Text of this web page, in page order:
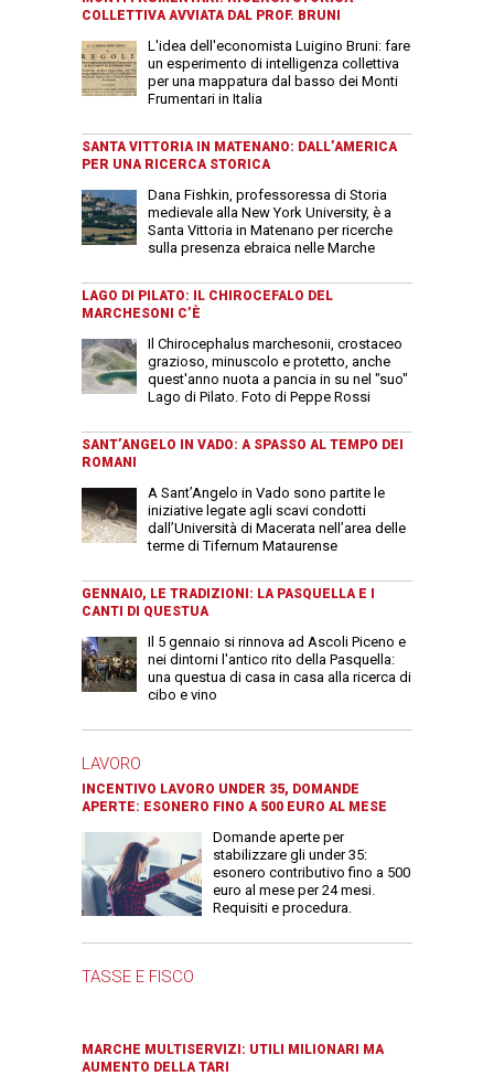
COLLETTIVA AVVIATA DAL PROF. BRUNI
L'idea dell'economista Luigino Bruni: fare
un esperimento di intelligenza collettiva
per una mappatura dal basso dei Monti
Frumentari in Italia
SANTA VITTORIA IN MATENANO: DALL’AMERICA
PER UNA RICERCA STORICA
Dana Fishkin, professoressa di Storia
medievale alla New York University, è a
Santa Vittoria in Matenano per ricerche
sulla presenza ebraica nelle Marche
LAGO DI PILATO: IL CHIROCEFALO DEL
MARCHESONI C’È
Il Chirocephalus marchesonii, crostaceo
grazioso, minuscolo e protetto, anche
quest'anno nuota a pancia in su nel "suo"
Lago di Pilato. Foto di Peppe Rossi
SANT’ANGELO IN VADO: A SPASSO AL TEMPO DEI
ROMANI
A Sant’Angelo in Vado sono partite le
iniziative legate agli scavi condotti
dall’Università di Macerata nell’area delle
terme di Tifernum Mataurense
GENNAIO, LE TRADIZIONI: LA PASQUELLA E I
CANTI DI QUESTUA
Il 5 gennaio si rinnova ad Ascoli Piceno e
nei dintorni l'antico rito della Pasquella:
una questua di casa in casa alla ricerca di
cibo e vino
LAVORO
INCENTIVO LAVORO UNDER 35, DOMANDE
APERTE: ESONERO FINO A 500 EURO AL MESE
Domande aperte per
stabilizzare gli under 35:
esonero contributivo fino a 500
euro al mese per 24 mesi.
Requisiti e procedura.
TASSE E FISCO
MARCHE MULTISERVIZI: UTILI MILIONARI MA
AUMENTO DELLA TARI